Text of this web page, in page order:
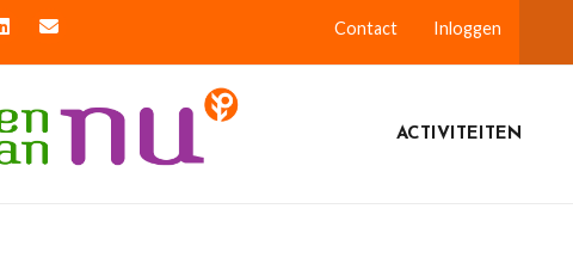
Contact Inloggen
ACTIVITEITEN